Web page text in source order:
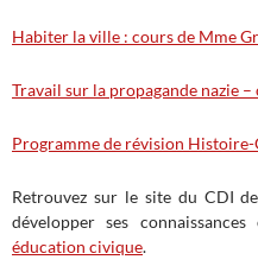
Habiter la ville : cours de Mme
Travail sur la propagande nazie
Programme de révision Histoire-
Retrouvez sur le site du CDI
développer ses connaissances
éducation civique.